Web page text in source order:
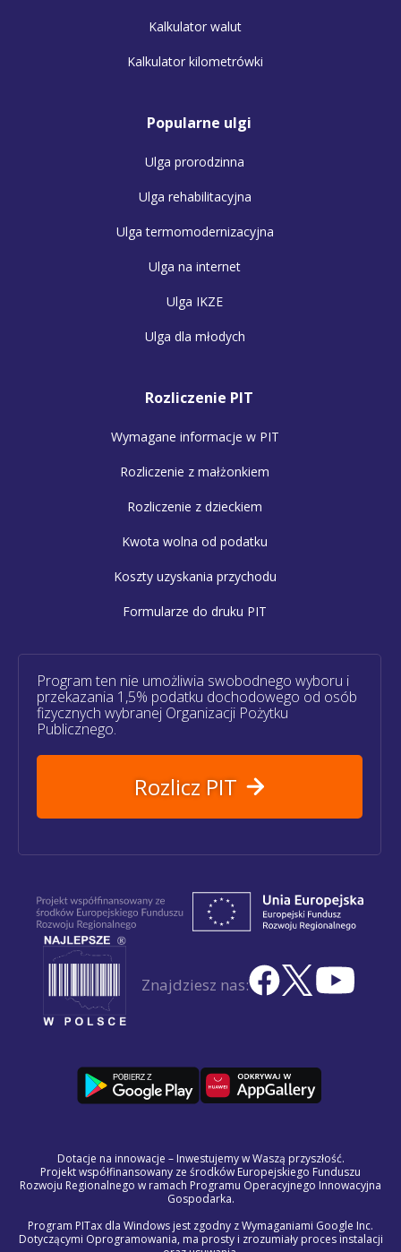
Kalkulator walut
Kalkulator kilometrówki
Popularne ulgi
Ulga prorodzinna
Ulga rehabilitacyjna
Ulga termomodernizacyjna
Ulga na internet
Ulga IKZE
Ulga dla młodych
Rozliczenie PIT
Wymagane informacje w PIT
Rozliczenie z małżonkiem
Rozliczenie z dzieckiem
Kwota wolna od podatku
Koszty uzyskania przychodu
Formularze do druku PIT
Program ten nie umożliwia swobodnego wyboru i
przekazania 1,5% podatku dochodowego od osób
fizycznych wybranej Organizacji Pożytku
Publicznego.
Rozlicz PIT
Znajdziesz nas:
Dotacje na innowacje – Inwestujemy w Waszą przyszłość.
Projekt współfinansowany ze środków Europejskiego Funduszu
Rozwoju Regionalnego w ramach Programu Operacyjnego Innowacyjna
Gospodarka.
Program PITax dla Windows jest zgodny z Wymaganiami Google Inc.
Dotyczącymi Oprogramowania, ma prosty i zrozumiały proces instalacji